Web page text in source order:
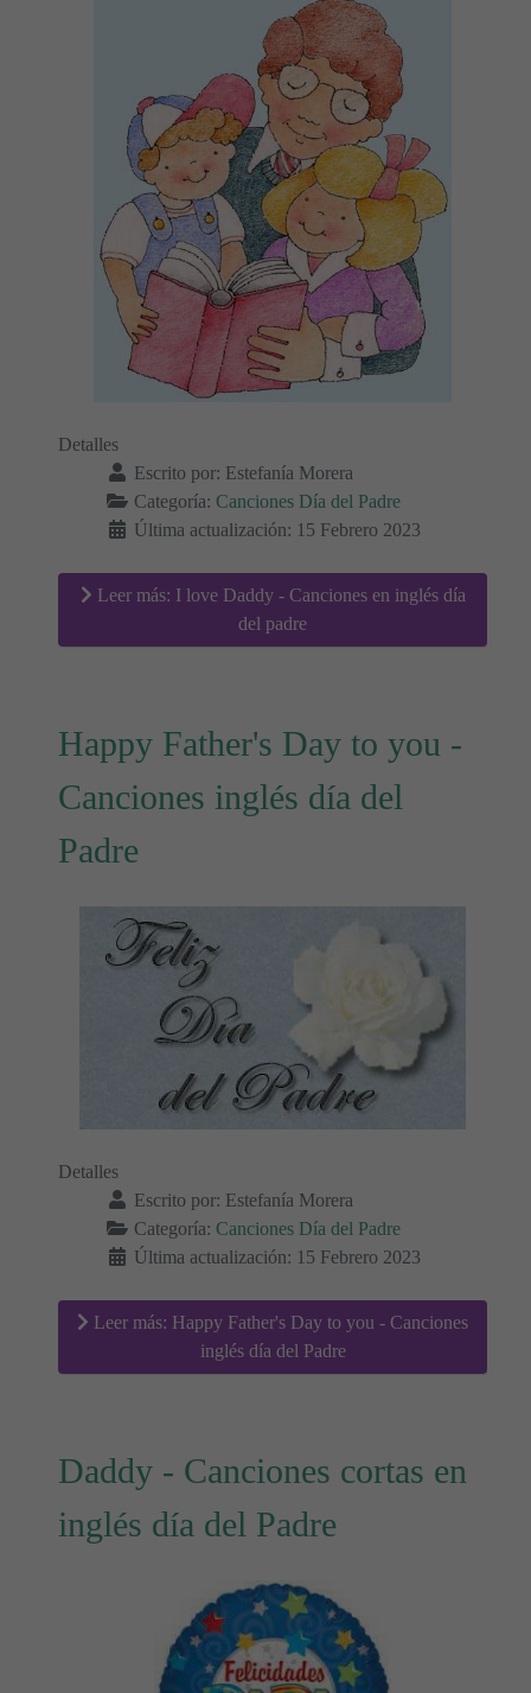
Detalles
Escrito por: Estefanía Morera
Categoría: Canciones Día del Padre
Última actualización: 15 Febrero 2023
Leer más: I love Daddy - Canciones en inglés día
del padre
Happy Father's Day to you -
Canciones inglés día del
Padre
Detalles
Escrito por: Estefanía Morera
Categoría: Canciones Día del Padre
Última actualización: 15 Febrero 2023
Leer más: Happy Father's Day to you - Canciones
inglés día del Padre
Daddy - Canciones cortas en
inglés día del Padre